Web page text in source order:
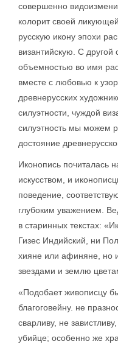
совершенно
колорит своей
русскую икону эпохи
византийскую. С
объемностью во имя
вместе с любовью к
древнерусских
силуэтности, чуждой
силуэтность мы можем
достояние
Иконопись почиталась
искусством, и
поведение,
глубоким уважением.
в старинных текстах:
Гизес Индийский, ни
хияне или афиняне, но
звездами и землю
«Подобает живописцу
благоговейну. не
сварливу, не
убийце; особенно же